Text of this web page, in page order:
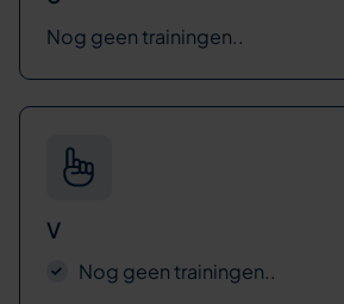
Nog geen trainingen..
V
Nog geen trainingen..